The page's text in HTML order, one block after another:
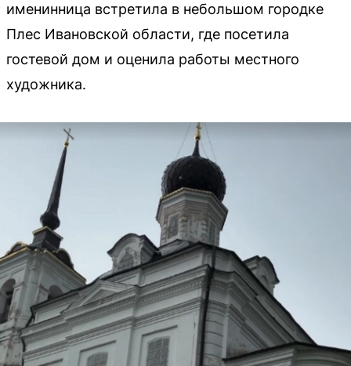
именинница встретила в небольшом городке
Плес Ивановской области, где посетила
гостевой дом и оценила работы местного
художника.